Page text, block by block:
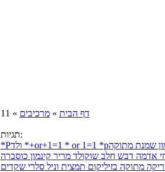
דף הבית »מרכיבים » 11
תגיות:
*+or+1=1 * or 1=1
שמנת מתוקה
אדמה דבשחלבשוקולד מריר קינמון כוסברה
מתוקה בזיליקום תמצית ונילסלרישקדים